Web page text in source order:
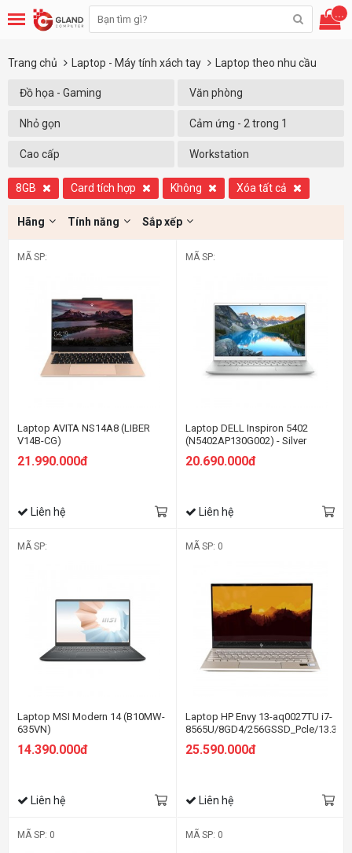
...
Trang chủ Laptop - Máy tính xách tay Laptop theo nhu cầu
Đồ họa - Gaming Văn phòng
Nhỏ gọn Cảm ứng - 2 trong 1
Cao cấp Workstation
8GB Card tích hợp Không Xóa tất cả
Hãng Tính năng Sắp xếp
MÃ SP:
Laptop AVITA NS14A8 (LIBER
V14B-CG)
21.990.000đ
Liên hệ
MÃ SP:
Laptop DELL Inspiron 5402
(N5402AP130G002) - Silver
20.690.000đ
Liên hệ
MÃ SP:
Laptop MSI Modern 14 (B10MW-
635VN)
14.390.000đ
Liên hệ
MÃ SP: 0
Laptop HP Envy 13-aq0027TU i7-
8565U/8GD4/256GSSD_Pcle/
(6ZF43PA)
25.590.000đ
Liên hệ
MÃ SP: 0 MÃ SP: 0